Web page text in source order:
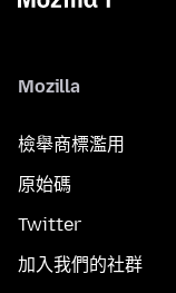
Mozilla
檢舉商標濫用
原始碼
Twitter
加入我們的社群